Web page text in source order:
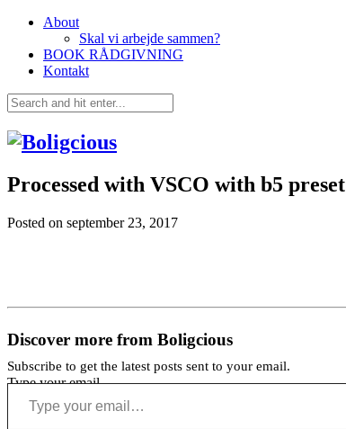
About
Skal vi arbejde sammen?
BOOK RÅDGIVNING
Kontakt
Processed with VSCO with b5 preset
Posted on september 23, 2017
Discover more from Boligcious
Subscribe to get the latest posts sent to your email.
Type your email…